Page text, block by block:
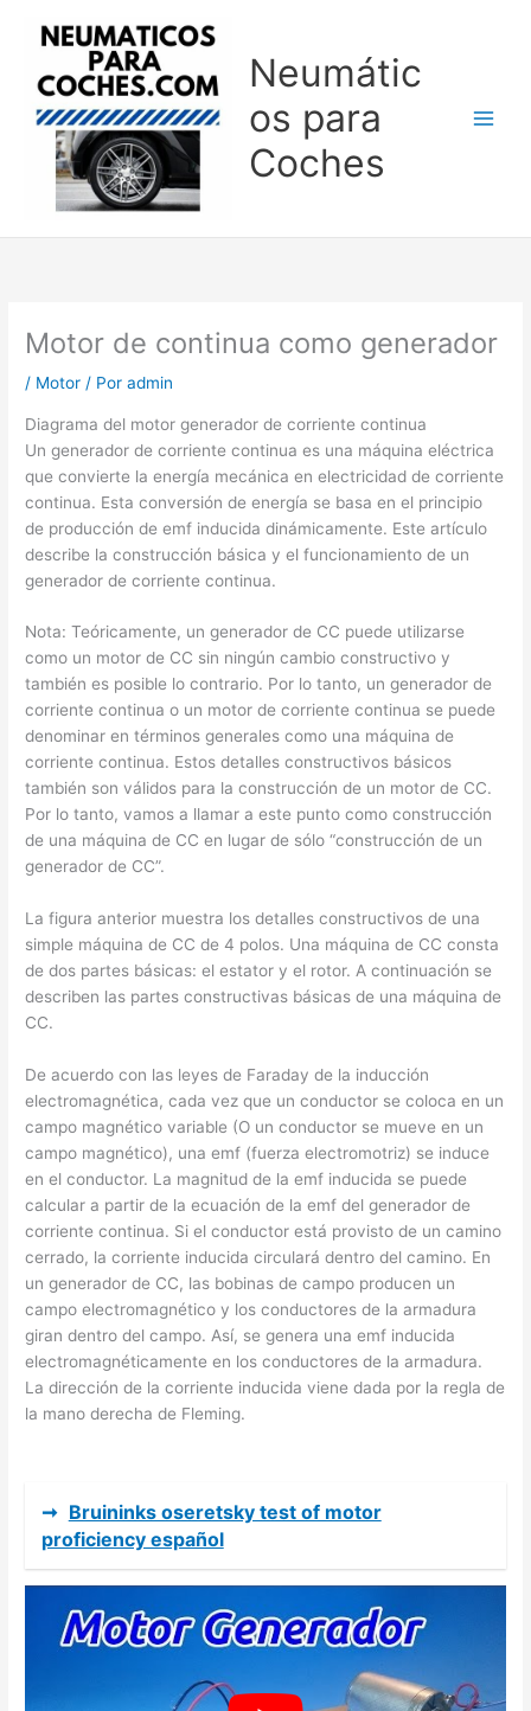
Neumátic
os para
Coches
Motor de continua como generador
/ Motor / Poradmin
Diagrama del motor generador de corriente continua
Un generador de corriente continua es una máquina eléctrica
que convierte la energía mecánica en electricidad de corriente
continua. Esta conversión de energía se basa en el principio
de producción de emf inducida dinámicamente. Este artículo
describe la construcción básica y el funcionamiento de un
generador de corriente continua.
Nota: Teóricamente, un generador de CC puede utilizarse
como un motor de CC sin ningún cambio constructivo y
también es posible lo contrario. Por lo tanto, un generador de
corriente continua o un motor de corriente continua se puede
denominar en términos generales como una máquina de
corriente continua. Estos detalles constructivos básicos
también son válidos para la construcción de un motor de CC.
Por lo tanto, vamos a llamar a este punto como construcción
de una máquina de CC en lugar de sólo “construcción de un
generador de CC”.
La figura anterior muestra los detalles constructivos de una
simple máquina de CC de 4 polos. Una máquina de CC consta
de dos partes básicas: el estator y el rotor. A continuación se
describen las partes constructivas básicas de una máquina de
CC.
De acuerdo con las leyes de Faraday de la inducción
electromagnética, cada vez que un conductor se coloca en un
campo magnético variable (O un conductor se mueve en un
campo magnético), una emf (fuerza electromotriz) se induce
en el conductor. La magnitud de la emf inducida se puede
calcular a partir de la ecuación de la emf del generador de
corriente continua. Si el conductor está provisto de un camino
cerrado, la corriente inducida circulará dentro del camino. En
un generador de CC, las bobinas de campo producen un
campo electromagnético y los conductores de la armadura
giran dentro del campo. Así, se genera una emf inducida
electromagnéticamente en los conductores de la armadura.
La dirección de la corriente inducida viene dada por la regla de
la mano derecha de Fleming.
➞ Bruininks oseretsky test of motor
proficiency español